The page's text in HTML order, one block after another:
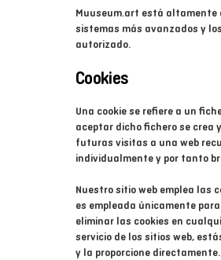
Muuseum.art está altamente
sistemas más avanzados y
autorizado.
Cookies
Una cookie se refiere a un
aceptar dicho fichero se crea
futuras visitas a una web
individualmente y por tanto
Nuestro sitio web emplea las
es empleada únicamente
eliminar las cookies en
servicio de los sitios web,
y la proporcione